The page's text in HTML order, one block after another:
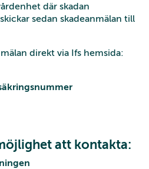
där skadan
sedan skadeanmälan till
direkt via Ifs hemsida:
att kontakta: